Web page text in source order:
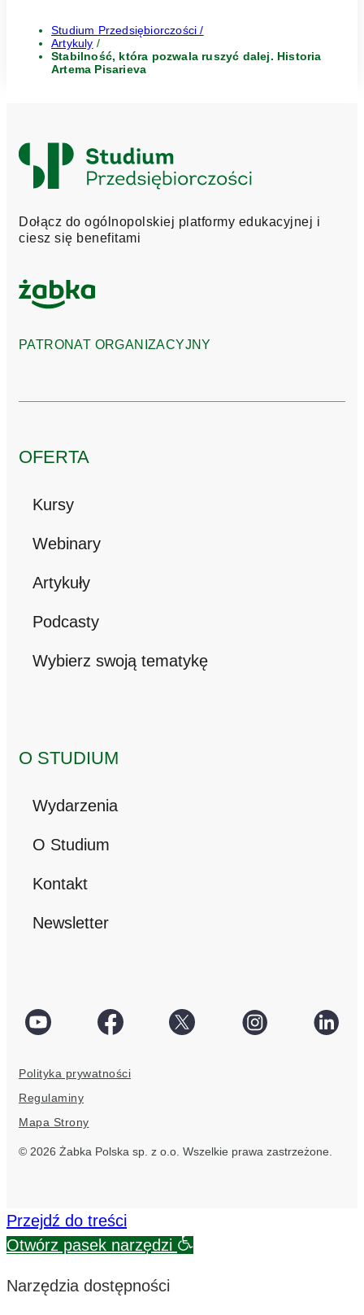
Studium Przedsiębiorczości /
Artykuly /
Stabilność, która pozwala ruszyć dalej. Historia
Artema Pisarieva
Logo
Studium
Dołącz do ogólnopolskiej platformy edukacyjnej i
ciesz się benefitami
PATRONAT ORGANIZACYJNY
OFERTA
Kursy
Webinary
Artykuły
Podcasty
Wybierz swoją tematykę
O STUDIUM
Wydarzenia
O Studium
Kontakt
Newsletter
© 2026 Żabka Polska sp. z o.o. Wszelkie prawa zastrzeżone.
social
Facebook
link
Twitter
Instagram
Polityka prywatności
Regulaminy
Mapa Strony
Przejdź do treści
Otwórz pasek narzędzi
Narzędzia dostępności